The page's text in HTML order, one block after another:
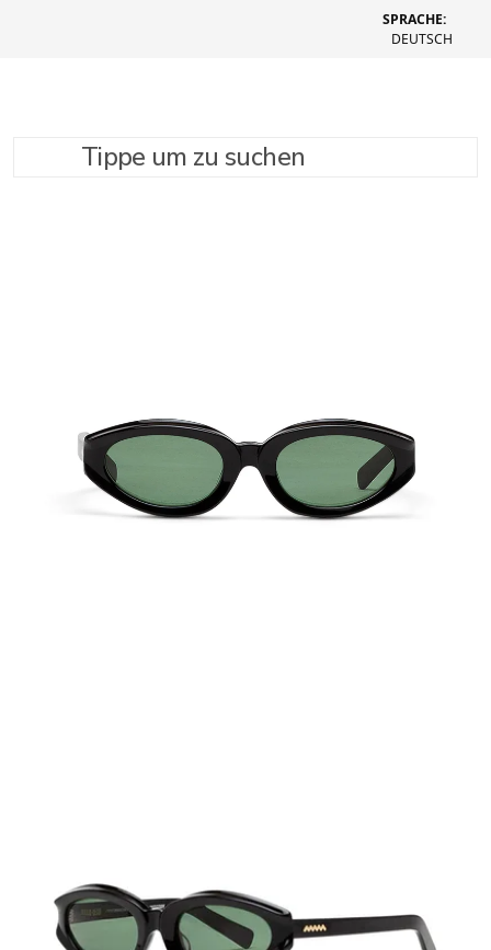
SPRACHE:
DEUTSCH
Tippe um zu suchen